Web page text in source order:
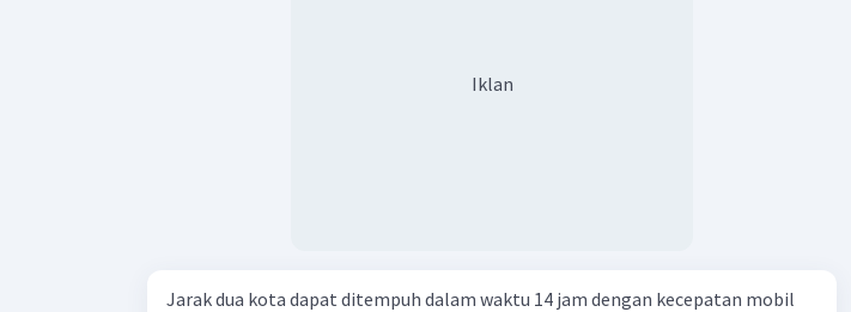
Iklan
Jarak dua kota dapat ditempuh dalam waktu 14 jam dengan kecepatan mobil